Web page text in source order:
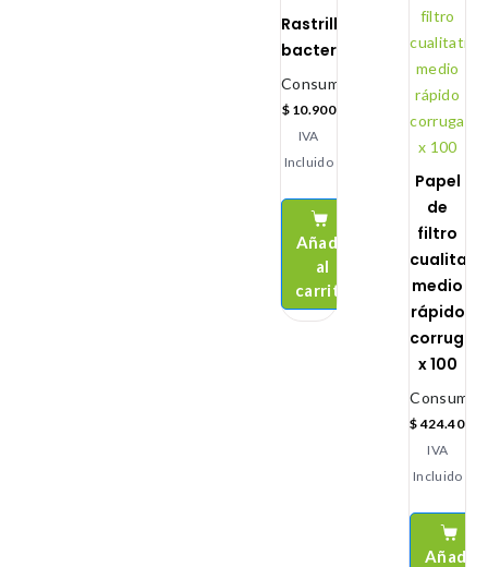
Rastrillo
bacteriológico
Consumibles
$10.900
IVA
Incluido
Añadir
al
carrito
Papel
de
filtro
medio
rápido
x 100
$424.400
IVA
Incluido
Añadir